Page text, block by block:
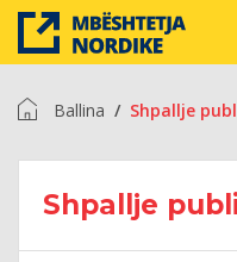
Ballina Shpallje
Shpallje